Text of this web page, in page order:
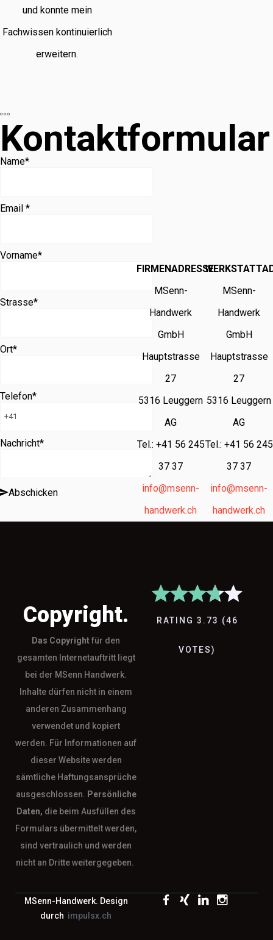
und konnte mein
Fachwissen kontinuierlich
erweitern.
Kontaktformular
Name*
Email *
Vorname*
Strasse*
Ort*
Telefon*
Nachricht*
Abschicken
FIRMENADRESSE
MSenn-
Handwerk
GmbH
Hauptstrasse
27
5316 Leuggern
AG
Tel.: +41 56 245
37 37
info@msenn-
handwerk.ch
MSenn-
Handwerk
GmbH
Hauptstrasse
27
5316 Leuggern
AG
Tel.: +41 56 245
37 37
info@msenn-
handwerk.ch
Copyright.
Das Copyrightfür den
gesamten Internetauftritt liegt
bei der MSenn Handwerk.
Inhalte dürfen nicht in einem
anderen Zusammenhang
verwendet und kopiert
werden. Für Informationen auf
dieser Website werden
sämtliche Haftungsansprüche
ausgeschlossen. Persönliche
Daten, die beim Ausfüllen des
Formulars übermittelt werden,
sind vertraulich und werden
nicht an Dritte weitergegeben.
RATING 3.73 (46
VOTES)
MSenn-Handwerk. Design
durch impulsx.ch